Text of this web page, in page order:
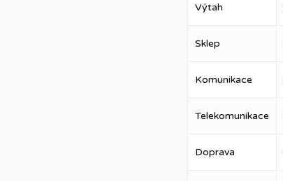
Výtah
Sklep
Komunikace
Telekomunikace
Doprava